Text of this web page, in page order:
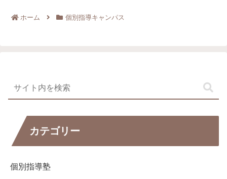
ホーム 個別指導キャンパス
カテゴリー
個別指導塾